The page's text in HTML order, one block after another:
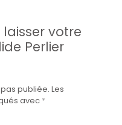
votre
Perlier
publiée. Les
avec *